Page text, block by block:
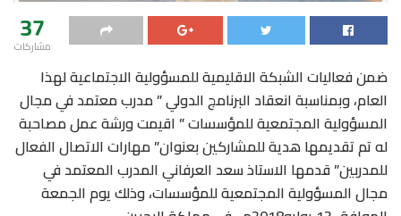
37
مشاركات
ضمن فعاليات الشبكة الاقليمية للمسؤولية الاجتماعية لهذا
العام، وبمناسبة انعقاد البرنامج الدولي ” مدرب معتمد في مجال
المسؤولية المجتمعية للمؤسسات ” اقيمت ورشة عمل مصاحبة
له تم تقديمها هدية للمشاركين بعنوان” مهارات الاتصال الفعال
للمدربين” قدمها الاستاذ سعد العرفاني المدرب المعتمد في
مجال المسؤولية المجتمعية للمؤسسات، وذلك يوم الجمعة